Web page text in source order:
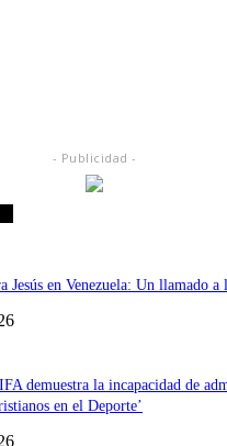
- Publicidad -
Jesús en Venezuela: Un llamado
demuestra la incapacidad de
en el Deporte’